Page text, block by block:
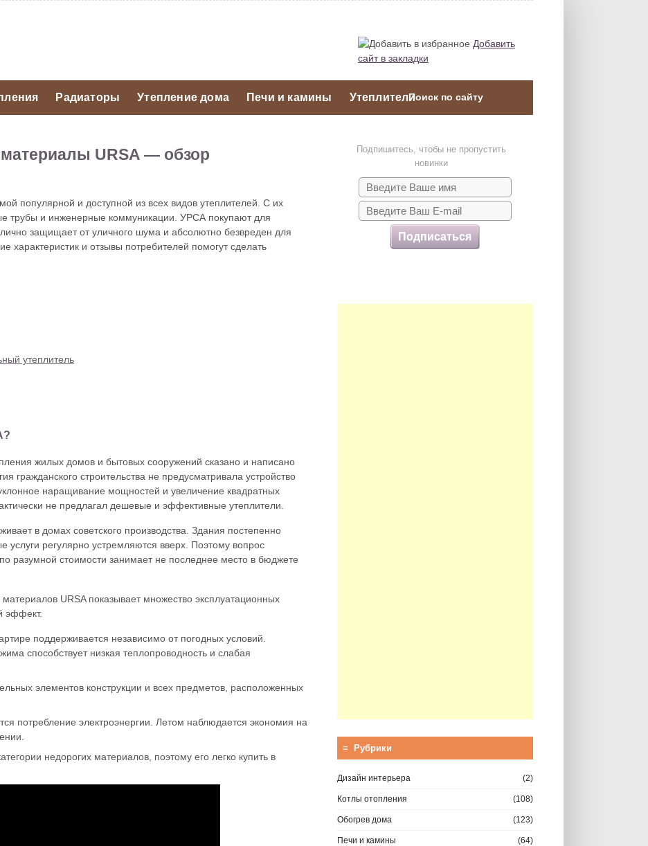
Добавить
сайт в закладки
Радиаторы Утепление дома Печи и камины Утеплители
URSA — обзор
популярной и доступной из всех видов утеплителей. С их
трубы и инженерные коммуникации. УРСА покупают для
защищает от уличного шума и абсолютно безвреден для
характеристик и отзывы потребителей помогут сделать
утеплитель
жилых домов и бытовых сооружений сказано и написано
гражданского строительства не предусматривала устройство
наращивание мощностей и увеличение квадратных
не предлагал дешевые и эффективные утеплители.
в домах советского производства. Здания постепенно
услуги регулярно устремляются вверх. Поэтому вопрос
разумной стоимости занимает не последнее место в бюджете
URSA показывает множество эксплуатационных
эффект.
поддерживается независимо от погодных условий.
способствует низкая теплопроводность и слабая
элементов конструкции и всех предметов, расположенных
потребление электроэнергии. Летом наблюдается экономия на
недорогих материалов, поэтому его легко купить в
Подпишитесь, чтобы не пропустить
новинки
Подписаться
≡ Рубрики
Дизайн интерьера (2)
Котлы отопления (108)
Обогрев дома (123)
Печи и камины (64)